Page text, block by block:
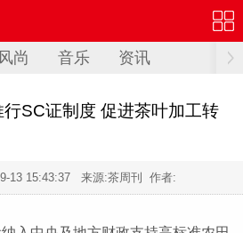
风尚 音乐 资讯
SC证制度 促进茶叶加工转
13 15:43:37 来源:茶周刊 作者: